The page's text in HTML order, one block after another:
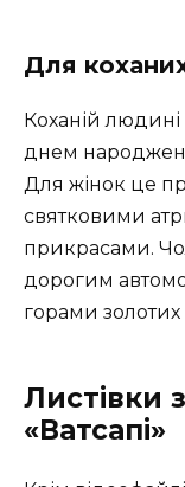
Для
Коханій
днем
Для жінок це
святковими
прикрасами.
дорогим
горами золотих
Листівки
«Ватсапі»